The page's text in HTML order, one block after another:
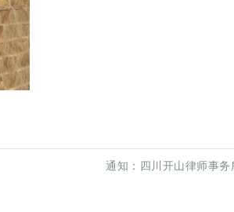
通知：四川开山律师事